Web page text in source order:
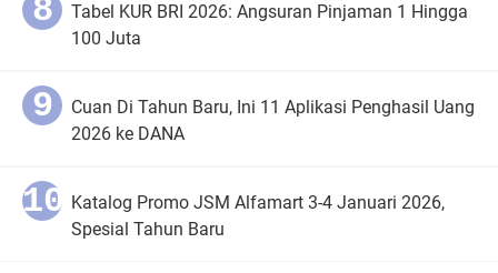
Tabel KUR BRI 2026: Angsuran Pinjaman 1 Hingga
100 Juta
Cuan Di Tahun Baru, Ini 11 Aplikasi Penghasil Uang
2026 ke DANA
Katalog Promo JSM Alfamart 3-4 Januari 2026,
Spesial Tahun Baru